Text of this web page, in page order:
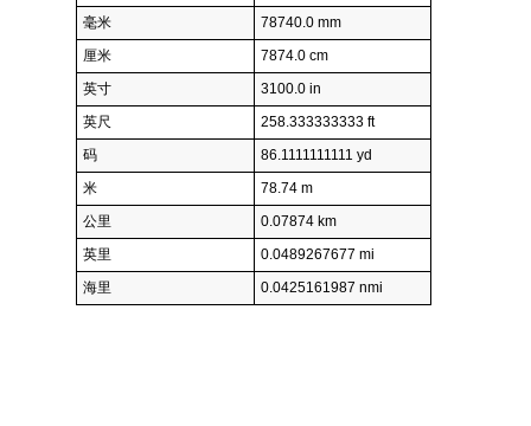
毫米
78740.0 mm
厘米
7874.0 cm
英寸
3100.0 in
英尺
258.333333333 ft
码
86.1111111111 yd
米
78.74 m
公里
0.07874 km
英里
0.0489267677 mi
海里
0.0425161987 nmi